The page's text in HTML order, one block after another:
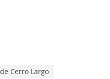
Cerro Largo